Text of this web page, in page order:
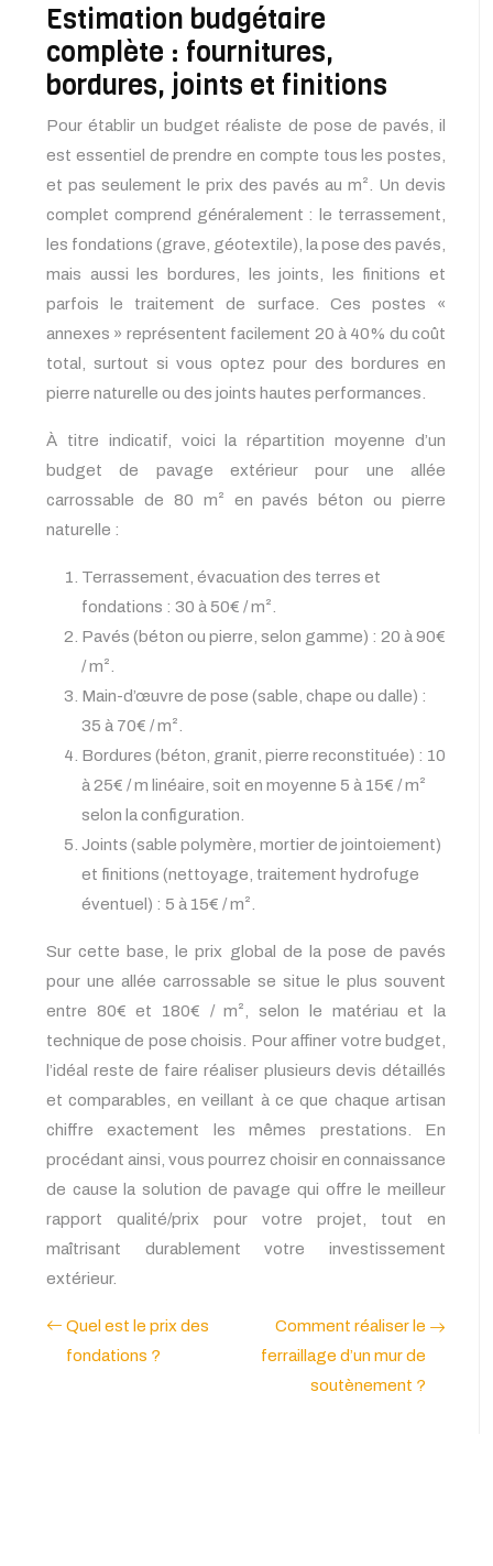
Estimation budgétaire
complète : fournitures,
bordures, joints et finitions
Pour établir un budget réaliste de pose de pavés, il
est essentiel de prendre en compte tous les postes,
et pas seulement le prix des pavés au m². Un devis
complet comprend généralement : le terrassement,
les fondations (grave, géotextile), la pose des pavés,
mais aussi les bordures, les joints, les finitions et
parfois le traitement de surface. Ces postes «
annexes » représentent facilement 20 à 40% du coût
total, surtout si vous optez pour des bordures en
pierre naturelle ou des joints hautes performances.
À titre indicatif, voici la répartition moyenne d’un
budget de pavage extérieur pour une allée
carrossable de 80 m² en pavés béton ou pierre
naturelle :
Terrassement, évacuation des terres et
fondations : 30 à 50€ / m².
Pavés (béton ou pierre, selon gamme) : 20 à 90€
/ m².
Main-d’œuvre de pose (sable, chape ou dalle) :
35 à 70€ / m².
Bordures (béton, granit, pierre reconstituée) : 10
à 25€ / m linéaire, soit en moyenne 5 à 15€ / m²
selon la configuration.
Joints (sable polymère, mortier de jointoiement)
et finitions (nettoyage, traitement hydrofuge
éventuel) : 5 à 15€ / m².
Sur cette base, le prix global de la pose de pavés
pour une allée carrossable se situe le plus souvent
entre 80€ et 180€ / m², selon le matériau et la
technique de pose choisis. Pour affiner votre budget,
l’idéal reste de faire réaliser plusieurs devis détaillés
et comparables, en veillant à ce que chaque artisan
chiffre exactement les mêmes prestations. En
procédant ainsi, vous pourrez choisir en connaissance
de cause la solution de pavage qui offre le meilleur
rapport qualité/prix pour votre projet, tout en
maîtrisant durablement votre investissement
extérieur.
Quel est le prix des
fondations ?
Comment réaliser le
ferraillage d’un mur de
soutènement ?